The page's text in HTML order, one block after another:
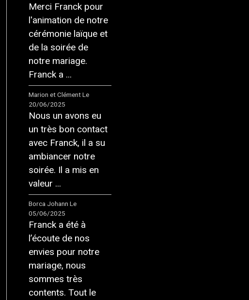
Merci Franck pour
l'animation de notre
cérémonie laïque et
de la soirée de
notre mariage.
Franck a ...
Marion et Clément Le
20/06/2025
Nous un avons eu
un très bon contact
avec Franck, il a su
ambiancer notre
soirée. Il a mis en
valeur ...
Borca Johann Le
05/06/2025
Franck a été à
l’écoute de nos
envies pour notre
mariage, nous
sommes très
contents. Tout le